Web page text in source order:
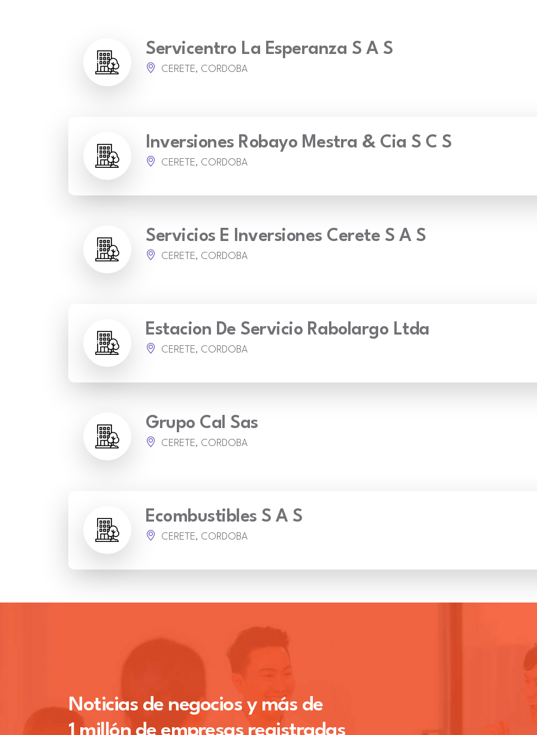
Servicentro La Esperanza S A S
CERETE, CORDOBA
Inversiones Robayo Mestra & Cia S C S
CERETE, CORDOBA
Servicios E Inversiones Cerete S A S
CERETE, CORDOBA
Estacion De Servicio Rabolargo Ltda
CERETE, CORDOBA
Grupo Cal Sas
CERETE, CORDOBA
Ecombustibles S A S
CERETE, CORDOBA
Noticias de negocios y más de